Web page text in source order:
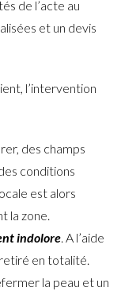
de l’acte au
et un devis
l’intervention
des champs
conditions
est alors
la zone.
indolore. A l’aide
en totalité.
la peau et un